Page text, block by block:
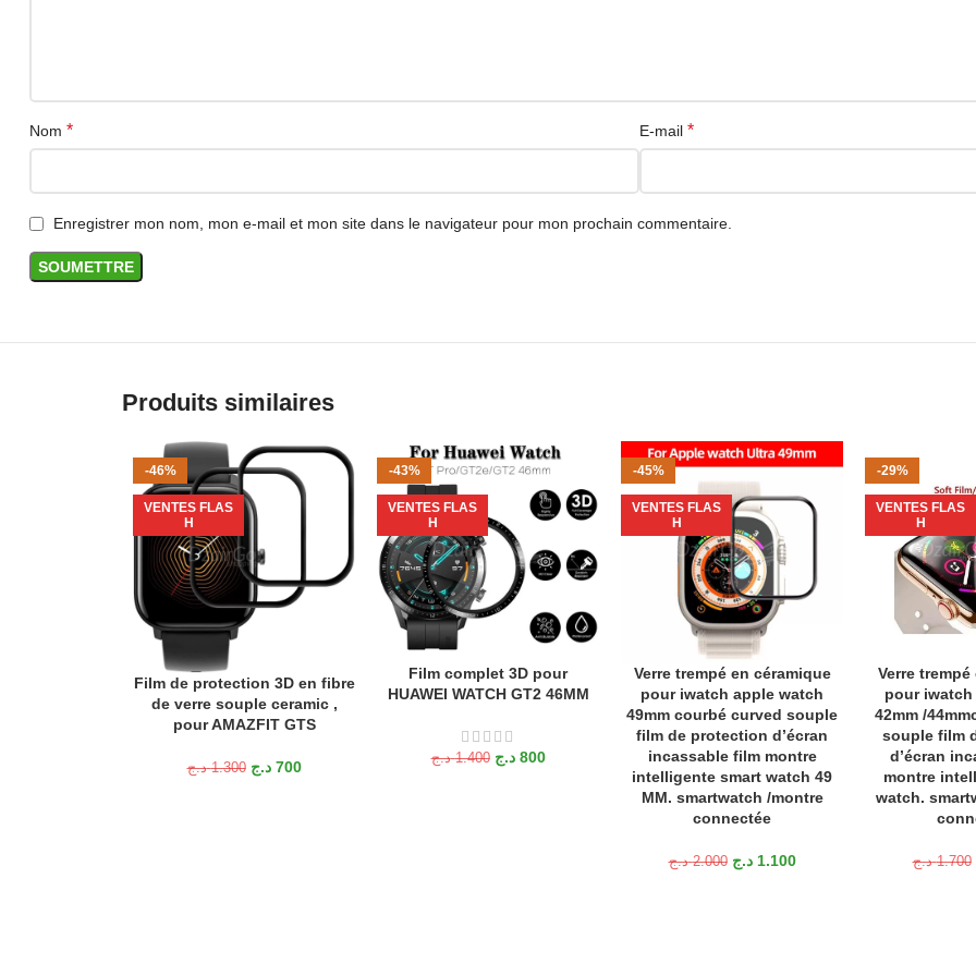
Nom * E-mail *
Enregistrer mon nom, mon e-mail et mon site dans le navigateur pour mon prochain commentaire.
Produits similaires
-46%
VENTES FLAS
H
AJOUTER AU PANIER
Film de protection 3D en fibre
de verre souple ceramic ,
pour AMAZFIT GTS
1.300 د.ج 700 د.ج
-43%
VENTES FLAS
H
AJOUTER AU PANIER
Film complet 3D pour
HUAWEI WATCH GT2 46MM
1.400 د.ج 800 د.ج
-45%
VENTES FLAS
H
AJOUTER AU PANIER
Verre trempé en céramique
pour iwatch apple watch
49mm courbé curved souple
film de protection d’écran
incassable film montre
intelligente smart watch 49
MM. smartwatch /montre
connectée
2.000 د.ج 1.100 د.ج
-29%
VENTES FLAS
H
AJOUTER AU
Verre
pour
42mm /
souple film
d’écran
montre
watch.
1.700 د.ج